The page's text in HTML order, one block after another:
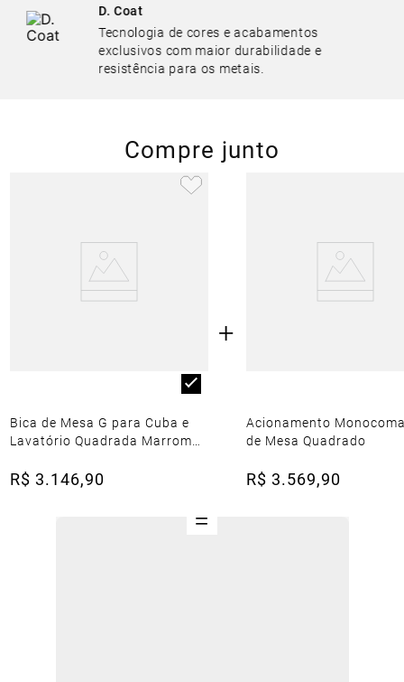
D. Coat
Tecnologia de cores e acabamentos
exclusivos com maior durabilidade e
resistência para os metais.
Compre junto
Bica de Mesa G para Cuba e
Lavatório Quadrada Marrom
R$ 3.146,90
+
Acionamento
de Mesa Quadrado
R$ 3.569,90
=